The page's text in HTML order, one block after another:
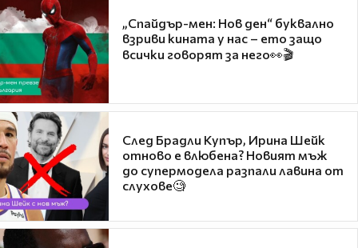
„Спайдър-мен: Нов ден“ буквално
взриви кината у нас – ето защо
всички говорят за него👀🎬
След Брадли Купър, Ирина Шейк
отново е влюбена? Новият мъж
до супермодела разпали лавина от
слухове🧐